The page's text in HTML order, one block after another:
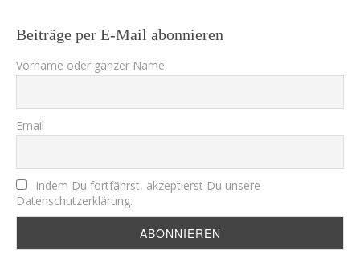
Beiträge per E-Mail abonnieren
Vorname oder ganzer Name
Email
Indem Du fortfährst, akzeptierst Du unsere
Datenschutzerklärung.